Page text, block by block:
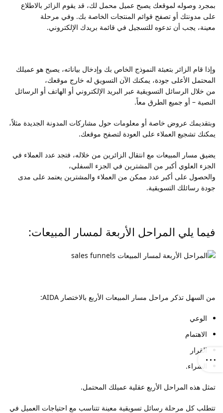
بمجرد وصوله لموقعك يصبح عميل محمل لك، قد يقوم الزائر بالاطلاع
على مدونتك أو تصفح قوائم المنتجات الخاصة بك. وفي مرحلة
معينة، يجب أن تدعوه للتسجيل في قائمة بريدك الإلكتروني.
وإذا قام الزائر بتعبئة النموذج الخاص بك وإدخال بياناته، يصبح هو عميلك
المحتمل الأعلى جودة، يمكنك الآن التسويق له خارج موقعك،
من خلال الرسائل التسويقية عبر البريد الإلكتروني أو الهاتف أو الرسائل
النصية – أو جميع الطرق معاً.
وبتقديمك عروض خاصة أو معلومات حول مشاركات المدونة الجديدة مثلاً،
يمكنك تشجيع العملاء على العودة لتصفح موقعك.
يضيق مسار المبيعات مع انتقال الزائرين من خلاله، فتجد عدد العملاء في
الجزء العلوي أكبر من المشترين في الجزء السفلي،
والحصول على أكبر عدد ممكن من العملاء والمشترين يعتمد على مدى
جودة رسائلك التسويقية.
فيما يلي المراحل الأربعة لمسار المبيعات:
من السهل تذكر مراحل مسار المبيعات الأربع بالاختصار AIDA:
الوعي
الاهتمام
القرار
الشراء.
تمثل هذه المراحل الأربع عقلية عميلك المحتمل.
تتطلب كل مرحلة رسائل تسويقية معينة تتناسب مع احتياجات العميل في